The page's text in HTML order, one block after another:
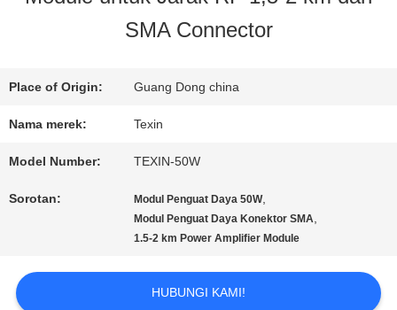
KUALITAS
HUBUNGI
KAMI
SMA Connector
Place of Origin: Guang Dong china
Nama merek: Texin
Model Number: TEXIN-50W
Sorotan: Modul Penguat Daya 50W,
Modul Penguat Daya Konektor SMA,
1.5-2 km Power Amplifier Module
HUBUNGI KAMI!